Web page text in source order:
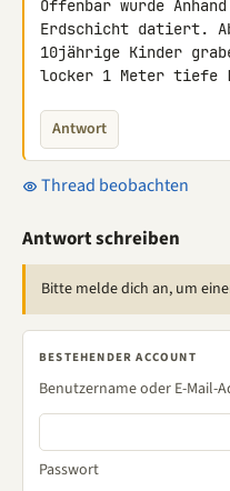
Offenbar wurde
Erdschicht datiert.
10jährige Kinder
locker 1 Meter tiefe
Antwort
Thread beobachten
Antwort schreiben
Bitte melde dich an, um
BESTEHENDER ACCOUNT
Benutzername oder E-Mail-
Passwort